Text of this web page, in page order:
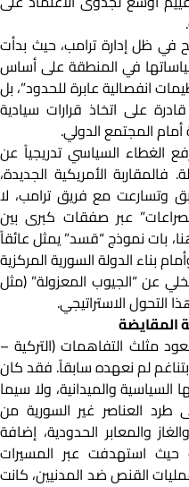
في ظل إدارة ترامب، حيث بدأت
في المنطقة على أساس
انفصالية عابرة للحدود”، بل
على اتخاذ قرارات سيادية
أمام المجتمع الدولي.
الغطاء السياسي تدريجياً عن
فالمقاربة الأمريكية الجديدة،
وتسارعت مع فريق ترامب، لا
عبر صفقات كبرى بين
بات نموذج “قسد” يمثل عائقاً
بناء الدولة السورية المركزية
عن “الجيوب المعزولة” (مثل
التحول الاستراتيجي.
المقايضة
مثلث التفاهمات (التركية –
لم نعهده سابقاً. فقد كان
السياسية والميدانية، ولا سيما
نص على طرد العناصر غير السورية من
والمعابر الحدودية، إضافة
حيث استهدفت عبر المسيرات
القنص ضد المدنيين، كانت